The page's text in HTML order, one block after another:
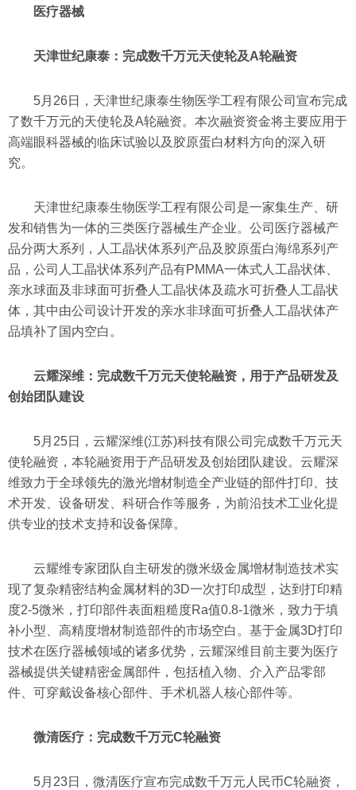
医疗器械
天津世纪康泰：完成数千万元天使轮及A轮融资
5月26日，天津世纪康泰生物医学工程有限公司宣布完成
了数千万元的天使轮及A轮融资。本次融资资金将主要应用于
高端眼科器械的临床试验以及胶原蛋白材料方向的深入研
究。
天津世纪康泰生物医学工程有限公司是一家集生产、研
发和销售为一体的三类医疗器械生产企业。公司医疗器械产
品分两大系列，人工晶状体系列产品及胶原蛋白海绵系列产
品，公司人工晶状体系列产品有PMMA一体式人工晶状体、
亲水球面及非球面可折叠人工晶状体及疏水可折叠人工晶状
体，其中由公司设计开发的亲水非球面可折叠人工晶状体产
品填补了国内空白。
云耀深维：完成数千万元天使轮融资，用于产品研发及
创始团队建设
5月25日，云耀深维(江苏)科技有限公司完成数千万元天
使轮融资，本轮融资用于产品研发及创始团队建设。云耀深
维致力于全球领先的激光增材制造全产业链的部件打印、技
术开发、设备研发、科研合作等服务，为前沿技术工业化提
供专业的技术支持和设备保障。
云耀维专家团队自主研发的微米级金属增材制造技术实
现了复杂精密结构金属材料的3D一次打印成型，达到打印精
度2-5微米，打印部件表面粗糙度Ra值0.8-1微米，致力于填
补小型、高精度增材制造部件的市场空白。基于金属3D打印
技术在医疗器械领域的诸多优势，云耀深维目前主要为医疗
器械提供关键精密金属部件，包括植入物、介入产品零部
件、可穿戴设备核心部件、手术机器人核心部件等。
微清医疗：完成数千万元C轮融资
5月23日，微清医疗宣布完成数千万元人民币C轮融资，